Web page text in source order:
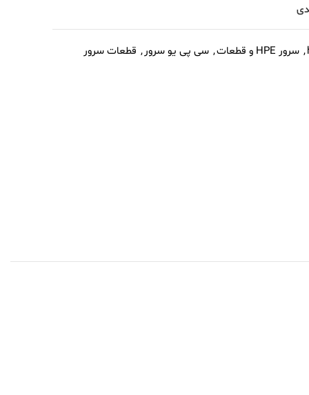
, سرور HPE و قطعات , سی پی یو سرور, قطعات سرور